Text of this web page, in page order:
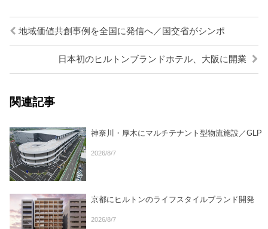
地域価値共創事例を全国に発信へ／国交省がシンポ
日本初のヒルトンブランドホテル、大阪に開業
関連記事
神奈川・厚木にマルチテナント型物流施設／GLP
2026/8/7
京都にヒルトンのライフスタイルブランド開発
2026/8/7